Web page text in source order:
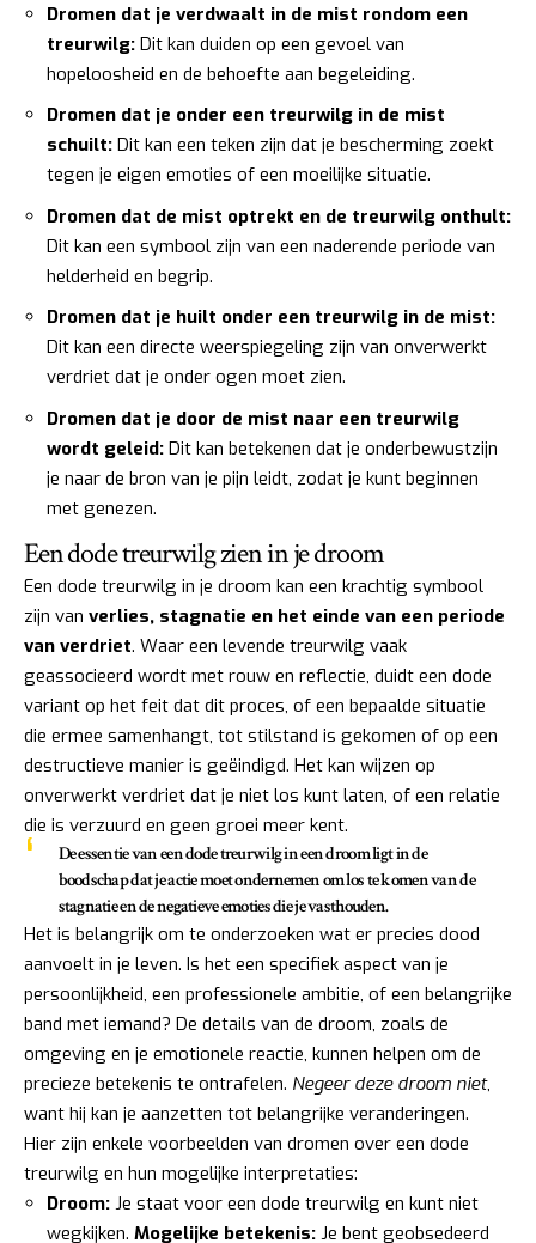
Dromen dat je verdwaalt in de mist rondom een
treurwilg: Dit kan duiden op een gevoel van
hopeloosheid en de behoefte aan begeleiding.
Dromen dat je onder een treurwilg in de mist
schuilt: Dit kan een teken zijn dat je bescherming zoekt
tegen je eigen emoties of een moeilijke situatie.
Dromen dat de mist optrekt en de treurwilg onthult:
Dit kan een symbool zijn van een naderende periode van
helderheid en begrip.
Dromen dat je huilt onder een treurwilg in de mist:
Dit kan een directe weerspiegeling zijn van onverwerkt
verdriet dat je onder ogen moet zien.
Dromen dat je door de mist naar een treurwilg
wordt geleid: Dit kan betekenen dat je onderbewustzijn
je naar de bron van je pijn leidt, zodat je kunt beginnen
met genezen.
Een dode treurwilg zien in je droom
Een dode treurwilg in je droom kan een krachtig symbool
zijn van verlies, stagnatie en het einde van een periode
van verdriet. Waar een levende treurwilg vaak
geassocieerd wordt met rouw en reflectie, duidt een dode
variant op het feit dat dit proces, of een bepaalde situatie
die ermee samenhangt, tot stilstand is gekomen of op een
destructieve manier is geëindigd. Het kan wijzen op
onverwerkt verdriet dat je niet los kunt laten, of een relatie
die is verzuurd en geen groei meer kent.
De essentie van een dode treurwilg in een droom ligt in de
boodschap dat je actie moet ondernemen om los te komen van de
stagnatie en de negatieve emoties die je vasthouden.
Het is belangrijk om te onderzoeken wat er precies dood
aanvoelt in je leven. Is het een specifiek aspect van je
persoonlijkheid, een professionele ambitie, of een belangrijke
band met iemand? De details van de droom, zoals de
omgeving en je emotionele reactie, kunnen helpen om de
precieze betekenis te ontrafelen. Negeer deze droom niet,
want hij kan je aanzetten tot belangrijke veranderingen.
Hier zijn enkele voorbeelden van dromen over een dode
treurwilg en hun mogelijke interpretaties:
Droom: Je staat voor een dode treurwilg en kunt niet
wegkijken. Mogelijke betekenis: Je bent geobsedeerd